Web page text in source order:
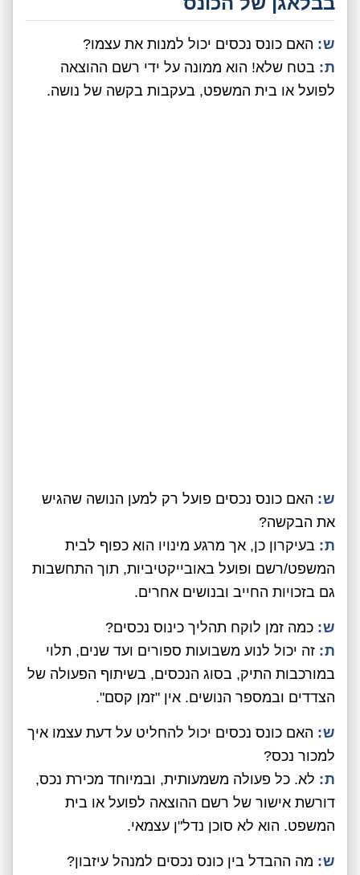
ש: האם כונס נכסים יכול למנות את עצמו?
ת: בטח שלא! הוא ממונה על ידי רשם ההוצאה
לפועל או בית המשפט, בעקבות בקשה של נושה.
ש: האם כונס נכסים פועל רק למען הנושה שהגיש
את הבקשה?
ת: בעיקרון כן, אך מרגע מינויו הוא כפוף לבית
המשפט/רשם ופועל באובייקטיביות, תוך התחשבות
גם בזכויות החייב ובנושים אחרים.
ש: כמה זמן לוקח תהליך כינוס נכסים?
ת: זה יכול לנוע משבועות ספורים ועד שנים, תלוי
במורכבות התיק, בסוג הנכסים, בשיתוף הפעולה של
הצדדים ובמספר הנושים. אין "זמן קסם".
ש: האם כונס נכסים יכול להחליט על דעת עצמו איך
למכור נכס?
ת: לא. כל פעולה משמעותית, ובמיוחד מכירת נכס,
דורשת אישור של רשם ההוצאה לפועל או בית
המשפט. הוא לא סוכן נדל"ן עצמאי.
ש: מה ההבדל בין כונס נכסים למנהל עיזבון?